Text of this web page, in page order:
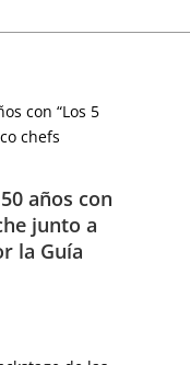
años con
junto a
la Guía